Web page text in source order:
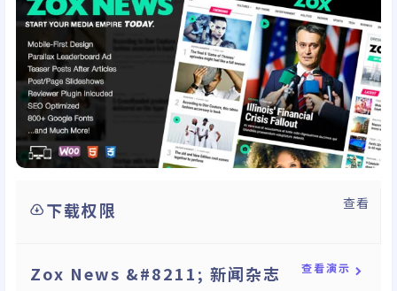
下载权限 查看
Zox News &#8211; 新闻杂志
查看演示